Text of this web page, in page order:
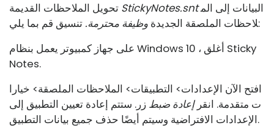
StickyNotes.sntالبيانات إلى الم
لاحظات الملصقة الجديدة وظيفة محترمة.
تنسيق قم بما يلي:
على جهاز كمبيوتر يعمل بنظام Windows 10 ، أغلق Sticky
Notes.
افتح الآن الإعدادات> التطبيقات> الملاحظات الملصقة> خيارا
ت متقدمة. انقرإعادة ضبط زر. ستتم إعادة تعيين التطبيق إلى
الإعدادات الافتراضية وسيتم أيضًا حذف جميع بيانات التطبيق.